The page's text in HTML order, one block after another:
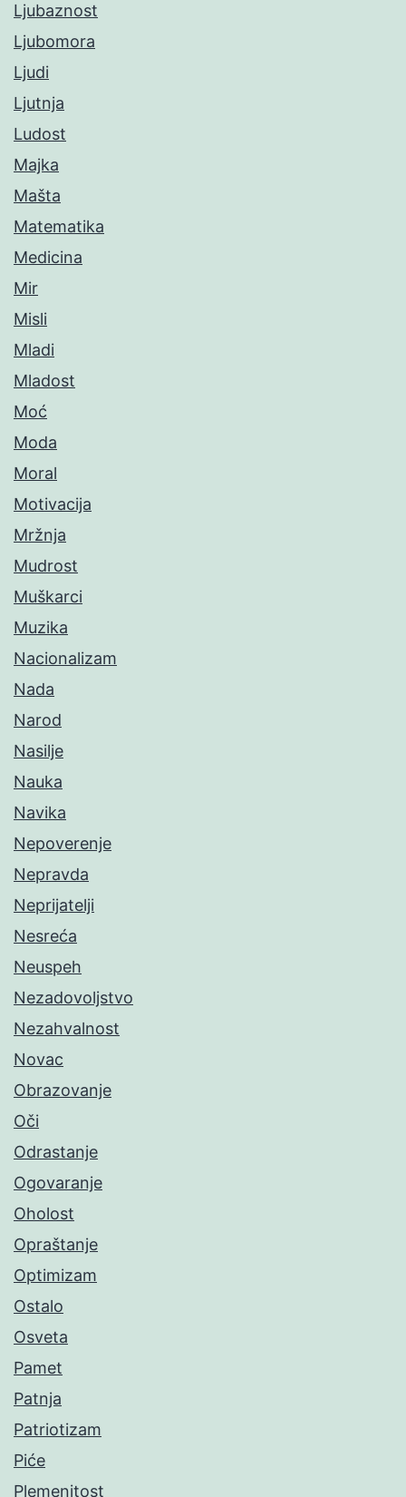
Ljubaznost
Ljubomora
Ljudi
Ljutnja
Ludost
Majka
Mašta
Matematika
Medicina
Mir
Misli
Mladi
Mladost
Moć
Moda
Moral
Motivacija
Mržnja
Mudrost
Muškarci
Muzika
Nacionalizam
Nada
Narod
Nasilje
Nauka
Navika
Nepoverenje
Nepravda
Neprijatelji
Nesreća
Neuspeh
Nezadovoljstvo
Nezahvalnost
Novac
Obrazovanje
Oči
Odrastanje
Ogovaranje
Oholost
Opraštanje
Optimizam
Ostalo
Osveta
Pamet
Patnja
Patriotizam
Piće
Plemenitost